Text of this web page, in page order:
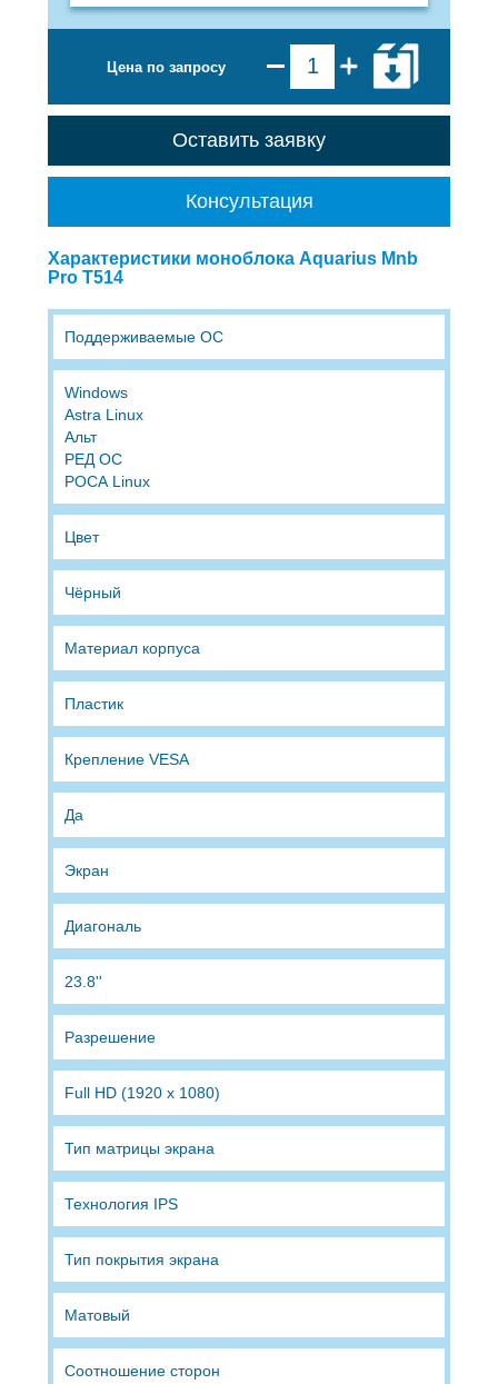
Цена по запросу
Оставить заявку
Консультация
Характеристики моноблока Aquarius Mnb
Pro T514
Поддерживаемые ОС
Windows
Astra Linux
Альт
РЕД ОС
РОСА Linux
Цвет
Чёрный
Материал корпуса
Пластик
Крепление VESA
Да
Экран
Диагональ
23.8''
Разрешение
Full HD (1920 x 1080)
Тип матрицы экрана
Технология IPS
Тип покрытия экрана
Матовый
Соотношение сторон